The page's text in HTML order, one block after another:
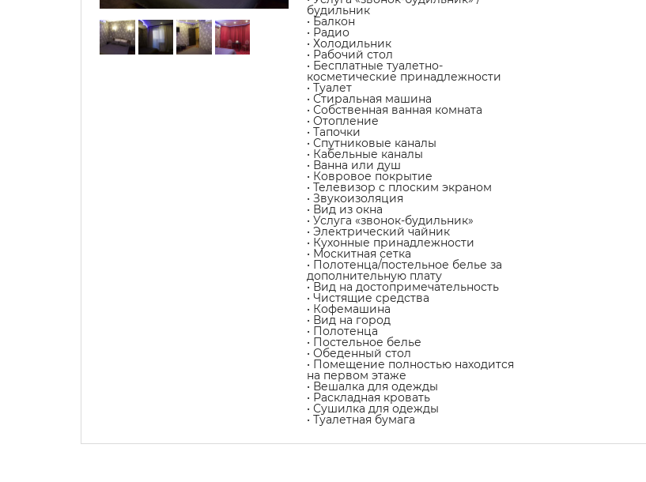
будильник
• Балкон
• Радио
• Холодильник
• Рабочий стол
• Бесплатные туалетно-
косметические принадлежности
• Туалет
• Стиральная машина
• Собственная ванная комната
• Отопление
• Тапочки
• Спутниковые каналы
• Кабельные каналы
• Ванна или душ
• Ковровое покрытие
• Телевизор с плоским экраном
• Звукоизоляция
• Вид из окна
• Услуга «звонок-будильник»
• Электрический чайник
• Кухонные принадлежности
• Москитная сетка
• Полотенца/постельное белье за
дополнительную плату
• Вид на достопримечательность
• Чистящие средства
• Кофемашина
• Вид на город
• Полотенца
• Постельное белье
• Обеденный стол
• Помещение полностью находится
на первом этаже
• Вешалка для одежды
• Раскладная кровать
• Сушилка для одежды
• Туалетная бумага